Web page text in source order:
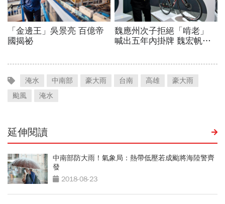
淹水 中南部 豪大雨 台南 高雄
豪大雨
颱風
淹水
延伸閱讀
中南部防大雨！氣象局：熱帶低壓若成颱將海陸警齊
發
2018-08-23